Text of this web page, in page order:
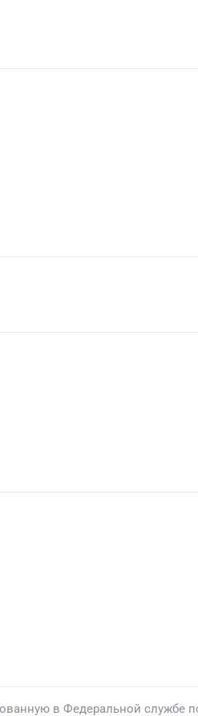
в Федеральной службе